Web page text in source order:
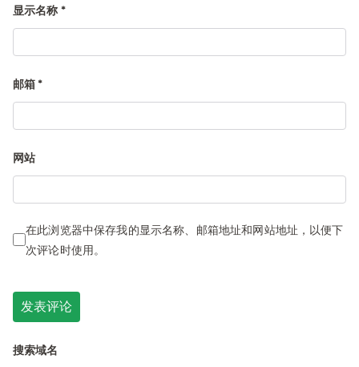
显示名称 *
邮箱*
网站
在此浏览器中保存我的显示名称、邮箱地址和网站地址，以便下
次评论时使用。
搜索域名